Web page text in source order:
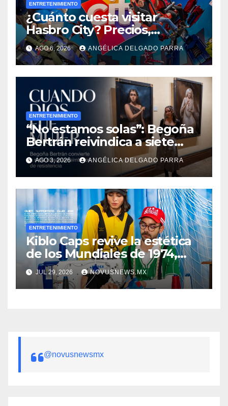
ENTRETENIMIENTO
¿Cuánto cuesta visitar
Hasbro City? Precios,
atracciones y actividades de
Summer Fest
AGO 6, 2026 ANGÉLICA DELGADO PARRA
ENTRETENIMIENTO
“No estamos solas”: Begoña
Bertrán reivindica a siete
diosas en “Cuando Dios fue
mujer”
AGO 3, 2026 ANGÉLICA DELGADO PARRA
ENTRETENIMIENTO
Kiblo Caps revive la estética
de los Mundiales de 1974,
1986, 1990 y 1998
JUL 29, 2026 NOVUSNEWS.MX
@novusnewsmx